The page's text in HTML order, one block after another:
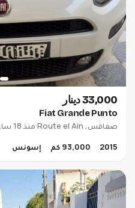
33,000 دينار
Fiat Grande Punto
صفاقس, Route el Ain
·منذ 18 ساعات
2015
93,000 كم إسونس